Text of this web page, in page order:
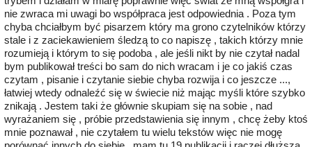
nie zwraca mi uwagi bo współpraca jest odpowiednia . Poza tym
chyba chciałbym być pisarzem który ma grono czytelników którzy
stale i z zaciekawieniem śledzą to co napiszę , takich którzy mnie
rozumieją i którym to się podoba , ale jeśli nikt by nie czytał nadal
bym publikował treści bo sam do nich wracam i je co jakiś czas
czytam , pisanie i czytanie siebie chyba rozwija i co jeszcze ...,
łatwiej wtedy odnaleźć się w świecie niż mając myśli które szybko
znikają . Jestem taki że głównie skupiam się na sobie , nad
wyrażaniem się , próbie przedstawienia się innym , chcę żeby ktoś
mnie poznawał , nie czytałem tu wielu tekstów więc nie mogę